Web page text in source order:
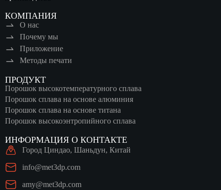
КОМПАНИЯ
О нас
Почему мы
Приложение
Методы печати
ПРОДУКТ
Порошок высокотемпературного сплава
Порошок сплава на основе алюминия
Порошок сплава на основе титана
Порошок высокоэнтропийного сплава
ИНФОРМАЦИЯ О КОНТАКТЕ
Город Циндао, Шаньдун, Китай
info@met3dp.com
amy@met3dp.com